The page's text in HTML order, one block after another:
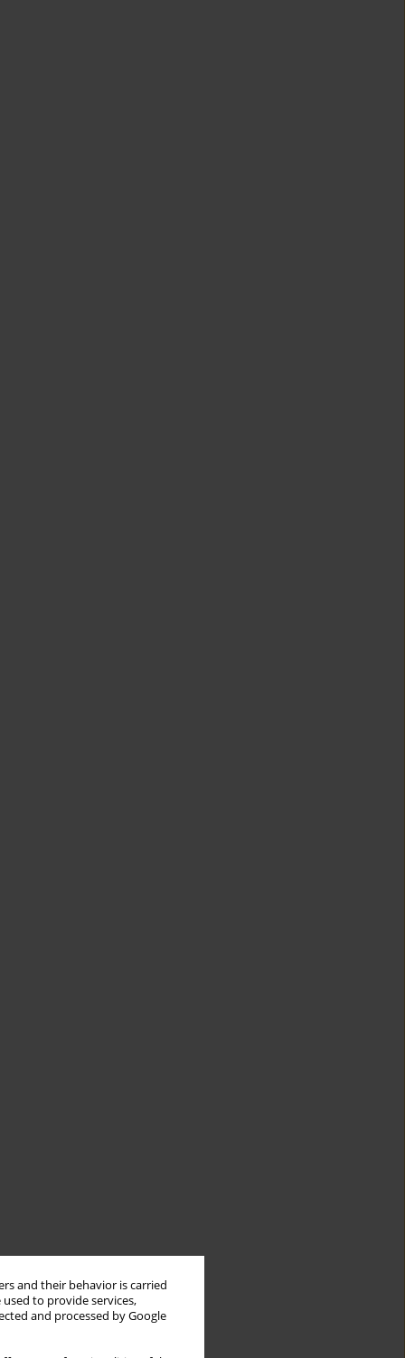
and their behavior is carried
to provide services,
and processed by Google